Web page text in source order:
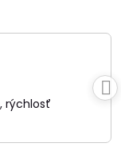
rýchlosť